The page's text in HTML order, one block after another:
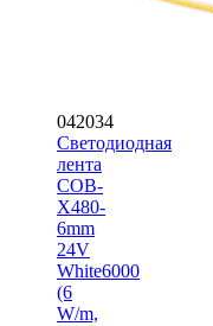
042034
Светодиодная
лента
COB-
X480-
6mm
24V
White6000
(6
W/m,